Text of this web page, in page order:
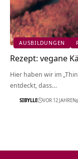
AUSBILDUNGEN
Rezept: vegane
Hier haben wir im
entdeckt, dass…
SIBYLLE VOR 12 JAHREN